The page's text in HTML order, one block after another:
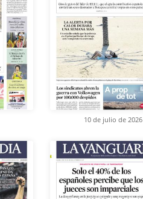
10 de julio de 2026